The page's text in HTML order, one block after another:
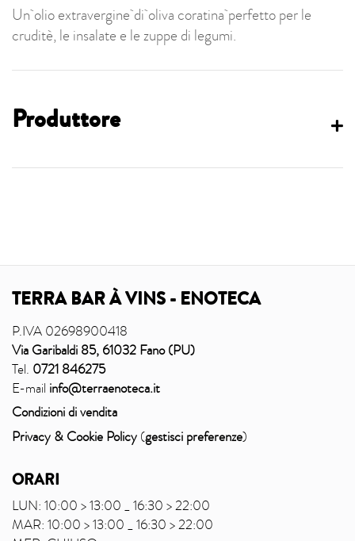
Un olio extravergine di oliva coratina perfetto per le
cruditè, le insalate e le zuppe di legumi.
Produttore
TERRA BAR À VINS - ENOTECA
P.IVA 02698900418
Via Garibaldi 85, 61032 Fano (PU)
Tel. 0721 846275
E-mail info@terraenoteca.it
Condizioni di vendita
Privacy & Cookie Policy (gestisci preferenze)
ORARI
LUN: 10:00 > 13:00 _ 16:30 > 22:00
MAR: 10:00 > 13:00 _ 16:30 > 22:00